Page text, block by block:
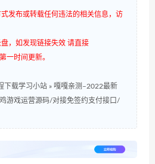
发布或转载任何违法的相关信息，访
，如发现链接失效 请直接
一时间更新。
下载学习小站 » 嘎嘎亲测–2022最新
游戏运营源码/对接免签约支付接口/